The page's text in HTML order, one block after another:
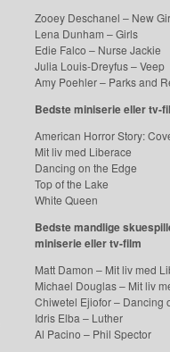
Zooey Deschanel – New
Lena Dunham – Girls
Edie Falco – Nurse Jackie
Julia Louis-Dreyfus – Veep
Amy Poehler – Parks and
Bedste miniserie eller tv-
American Horror Story:
Mit liv med Liberace
Dancing on the Edge
Top of the Lake
White Queen
Bedste mandlige
miniserie eller tv-film
Matt Damon – Mit liv med
Michael Douglas – Mit liv
Chiwetel Ejiofor – Dancing
Idris Elba – Luther
Al Pacino – Phil Spector